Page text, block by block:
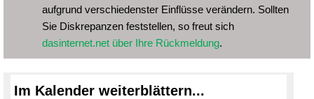
aufgrund verschiedenster Einflüsse verändern. Sollten
Sie Diskrepanzen feststellen, so freut sich
dasinternet.net über Ihre Rückmeldung.
Im Kalender weiterblättern...